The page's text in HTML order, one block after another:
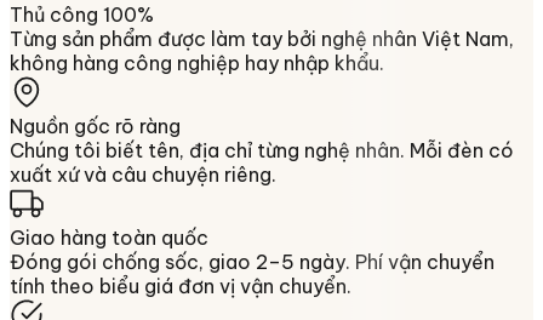
Thủ công 100%
Từng sản phẩm được làm tay bởi nghệ nhân Việt Nam,
không hàng công nghiệp hay nhập khẩu.
Nguồn gốc rõ ràng
Chúng tôi biết tên, địa chỉ từng nghệ nhân. Mỗi đèn có
xuất xứ và câu chuyện riêng.
Giao hàng toàn quốc
Đóng gói chống sốc, giao 2–5 ngày. Phí vận chuyển
tính theo biểu giá đơn vị vận chuyển.